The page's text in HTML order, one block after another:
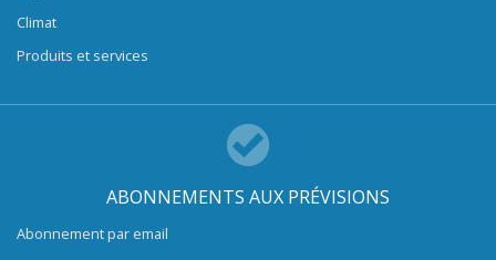
Climat
Produits et services
ABONNEMENTS AUX PRÉVISIONS
Abonnement par email